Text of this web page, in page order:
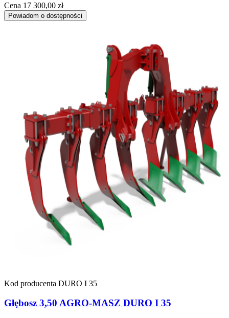
Cena 17 300,00 zł
Powiadom o dostępności
Kod producenta DURO I 35
Głębosz 3,50 AGRO-MASZ DURO I 35